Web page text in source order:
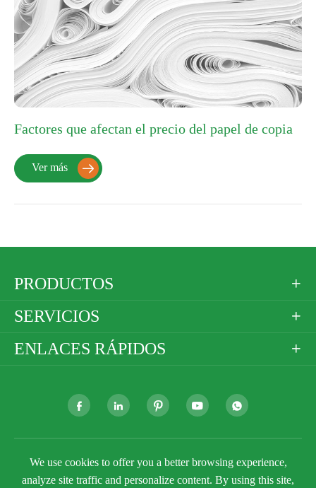
Factores que afectan el precio del papel de copia
Ver más 
PRODUCTOS 
SERVICIOS 
ENLACES RÁPIDOS 
    
Derechos DE AUTOR ©Golden Paper Company
LimitedTodos los derechos reservados.

We use cookies to offer you a better browsing experience,
analyze site traffic and personalize content. By using this site,